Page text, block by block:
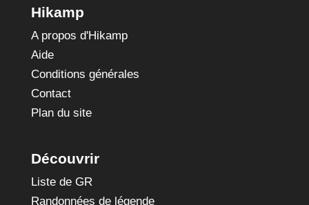
Hikamp
A propos d'Hikamp
Aide
Conditions générales
Contact
Plan du site
Découvrir
Liste de GR
Randonnées de légende